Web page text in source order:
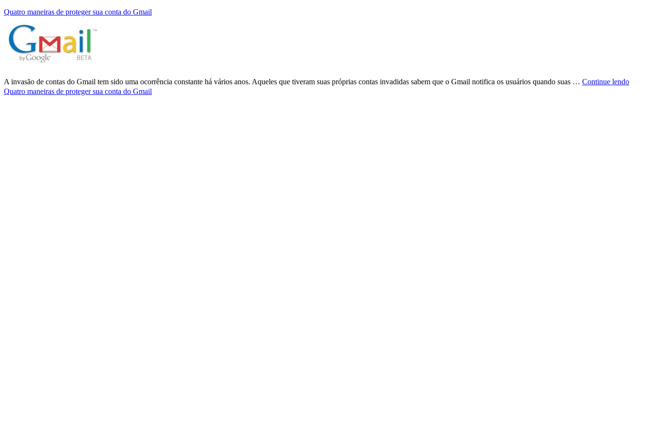
Quatro maneiras de proteger sua conta do Gmail
A invasão de contas do Gmail tem sido uma ocorrência constante há vários anos. Aqueles que tiveram suas próprias contas invadidas sabem que o Gmail notifica os usuários quando suas … Continue lendo
Quatro maneiras de proteger sua conta do Gmail